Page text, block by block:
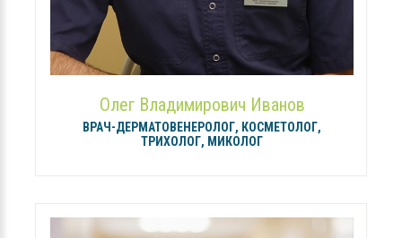
Олег Владимирович Иванов
ВРАЧ-ДЕРМАТОВЕНЕРОЛОГ, КОСМЕТОЛОГ,
ТРИХОЛОГ, МИКОЛОГ